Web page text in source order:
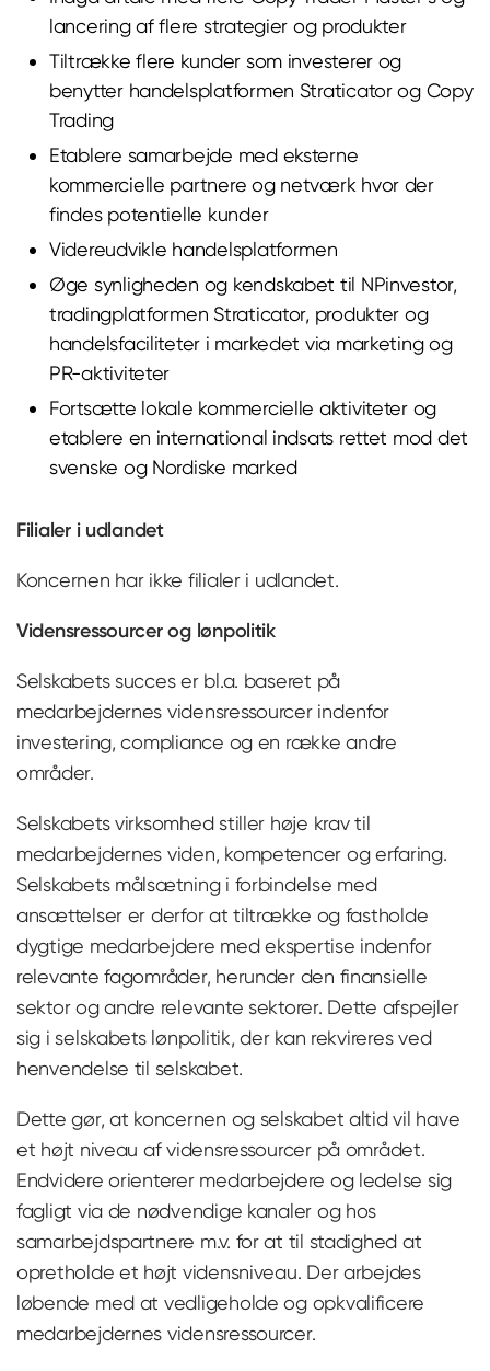
lancering af flere strategier og produkter
Tiltrække flere kunder som investerer og
benytter handelsplatformen Straticator og Copy
Trading
Etablere samarbejde med eksterne
kommercielle partnere og netværk hvor der
findes potentielle kunder
Videreudvikle handelsplatformen
Øge synligheden og kendskabet til NPinvestor,
tradingplatformen Straticator, produkter og
handelsfaciliteter i markedet via marketing og
PR-aktiviteter
Fortsætte lokale kommercielle aktiviteter og
etablere en international indsats rettet mod det
svenske og Nordiske marked
Filialer i udlandet
Koncernen har ikke filialer i udlandet.
Vidensressourcer og lønpolitik
Selskabets succes er bl.a. baseret på
medarbejdernes vidensressourcer indenfor
investering, compliance og en række andre
områder.
Selskabets virksomhed stiller høje krav til
medarbejdernes viden, kompetencer og erfaring.
Selskabets målsætning i forbindelse med
ansættelser er derfor at tiltrække og fastholde
dygtige medarbejdere med ekspertise indenfor
relevante fagområder, herunder den finansielle
sektor og andre relevante sektorer. Dette afspejler
sig i selskabets lønpolitik, der kan rekvireres ved
henvendelse til selskabet.
Dette gør, at koncernen og selskabet altid vil have
et højt niveau af vidensressourcer på området.
Endvidere orienterer medarbejdere og ledelse sig
fagligt via de nødvendige kanaler og hos
samarbejdspartnere m.v. for at til stadighed at
opretholde et højt vidensniveau. Der arbejdes
løbende med at vedligeholde og opkvalificere
medarbejdernes vidensressourcer.